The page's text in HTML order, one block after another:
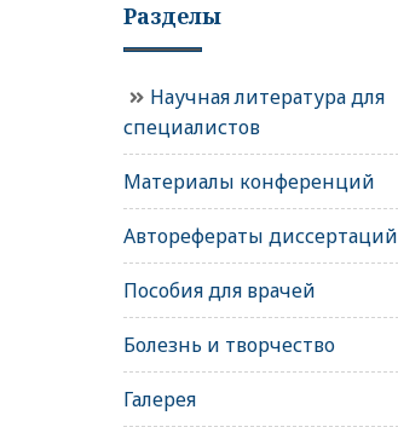
Разделы
Научная литература для
специалистов
Материалы конференций
Авторефераты диссертаций
Пособия для врачей
Болезнь и творчество
Галерея